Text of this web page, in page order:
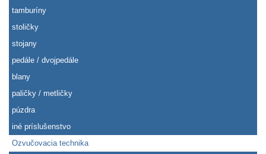
tamburíny
stoličky
stojany
pedále / dvojpedále
blany
paličky / metličky
púzdra
iné príslušenstvo
Ozvučovacia technika